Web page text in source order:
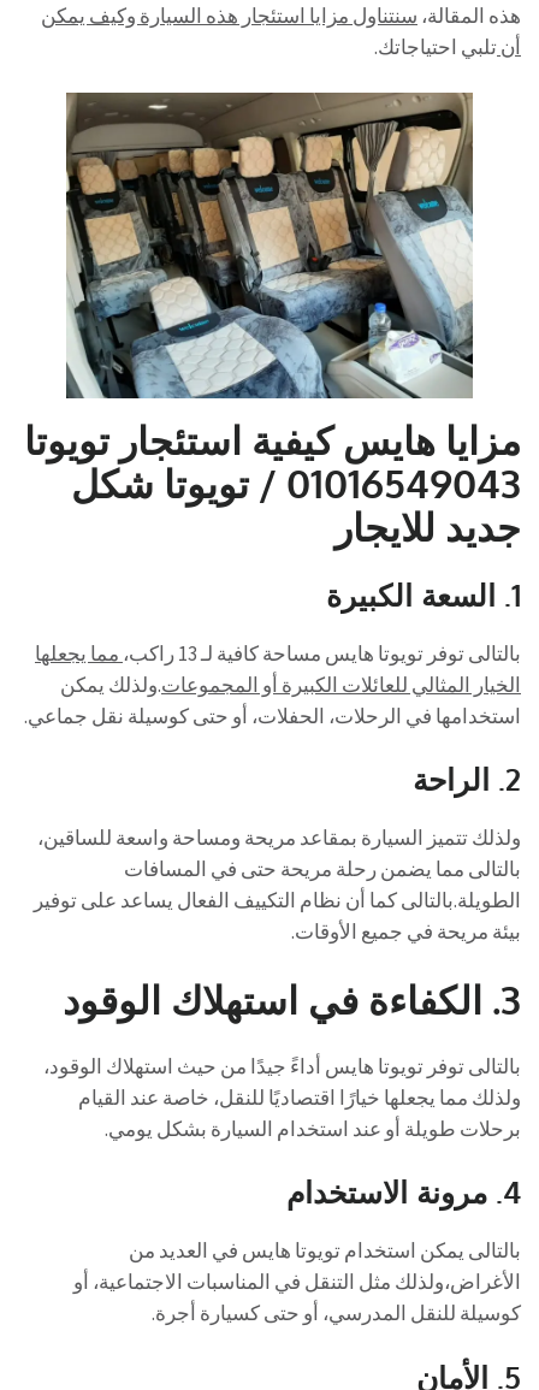
هذه المقالة، سنتناول مزايا استئجار هذه السيارة وكيف يمكن
أنتلبي احتياجاتك.
مزايا هايس كيفية استئجار تويوتا
01016549043 / تويوتا شكل
جديد للايجار
1. السعة الكبيرة
بالتالى توفر تويوتا هايس مساحة كافية لـ 13 راكب،
مما يجعلها
الخيار المثالي للعائلات الكبيرة أو المجموعات.ولذلك يمكن
استخدامها في الرحلات، الحفلات، أو حتى كوسيلة نقل جماعي.
2. الراحة
ولذلك تتميز السيارة بمقاعد مريحة ومساحة واسعة للساقين،
بالتالى مما يضمن رحلة مريحة حتى في المسافات
الطويلة.بالتالى كما أن نظام التكييف الفعال يساعد على توفير
بيئة مريحة في جميع الأوقات.
3. الكفاءة في استهلاك الوقود
بالتالى توفر تويوتا هايس أداءً جيدًا من حيث استهلاك الوقود،
ولذلك مما يجعلها خيارًا اقتصاديًا للنقل، خاصة عند القيام
برحلات طويلة أو عند استخدام السيارة بشكل يومي.
4. مرونة الاستخدام
بالتالى يمكن استخدام تويوتا هايس في العديد من
الأغراض،ولذلك مثل التنقل في المناسبات الاجتماعية، أو
كوسيلة للنقل المدرسي، أو حتى كسيارة أجرة.
5. الأمان